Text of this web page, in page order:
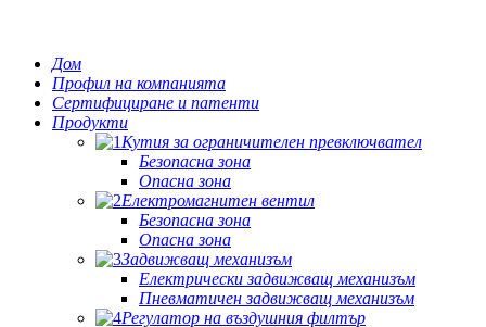
Дом
Профил на компанията
Сертифициране и патенти
Продукти
Кутия за ограничителен превключвател
Безопасна зона
Опасна зона
Електромагнитен вентил
Безопасна зона
Опасна зона
Задвижващ механизъм
Електрически задвижващ механизъм
Пневматичен задвижващ механизъм
Регулатор на въздушния филтър